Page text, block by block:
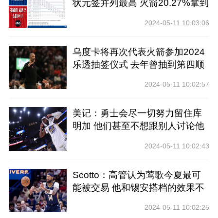
状元签并列最高 火箭20.27%拿到
2024-05-11 10:03:06
乌度卡将再次代表火箭参加2024
乐透抽签仪式 去年曾抽到第四顺
2024-05-11 10:02:57
美记：勇士会尽一切努力留住库
明加 他们甚至不想跟别人讨论他
2024-05-11 10:02:43
Scotto：高管认为莺歌今夏最可
能被交易 他和锡安搭档的效果不
2024-05-11 10:02:25